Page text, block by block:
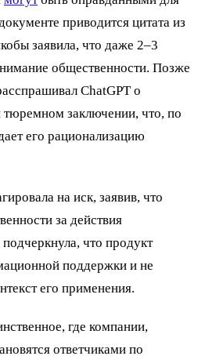
приводится цитата из
заявила, что даже 2–3
общественности. Позже
ChatGPT о
тюремном заключении, что, по
его рационализацию
на иск, заявив, что
за действия
что продукт
поддержки и не
его применения.
где компании,
ответчиками по